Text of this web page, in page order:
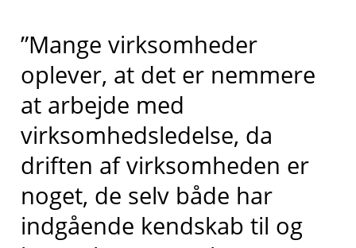
”Mange virksomheder
oplever, at det er nemmere
at arbejde med
virksomhedsledelse, da
driften af virksomheden er
noget, de selv både har
indgående kendskab til og